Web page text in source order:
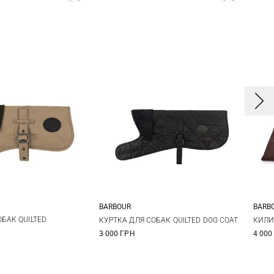
M
QUILTED
XS S M L
BARBOUR
КУРТКА ДЛЯ СОБАК QUILTED DOG COAT
3 000 ГРН
4